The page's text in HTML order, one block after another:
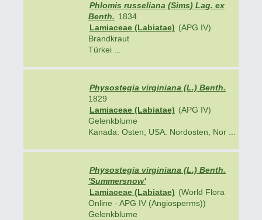
Phlomis russeliana (Sims) Lag. ex
Benth. 1834
Lamiaceae (Labiatae) (APG IV)
Brandkraut
Türkei ...
Physostegia virginiana (L.) Benth.
1829
Lamiaceae (Labiatae) (APG IV)
Gelenkblume
Kanada: Osten; USA: Nordosten, Nor ...
Physostegia virginiana (L.) Benth.
'Summersnow'
Lamiaceae (Labiatae) (World Flora
Online - APG IV (Angiosperms))
Gelenkblume